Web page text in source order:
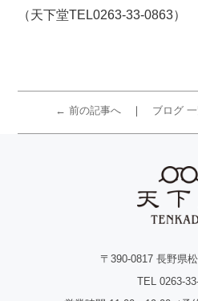
（天下堂TEL0263-33-0863）
← 前の記事へ ブログ
〒390-0817 長野県
TEL 0263-